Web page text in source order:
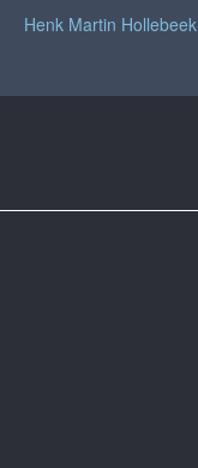
Henk Martin Hollebeek